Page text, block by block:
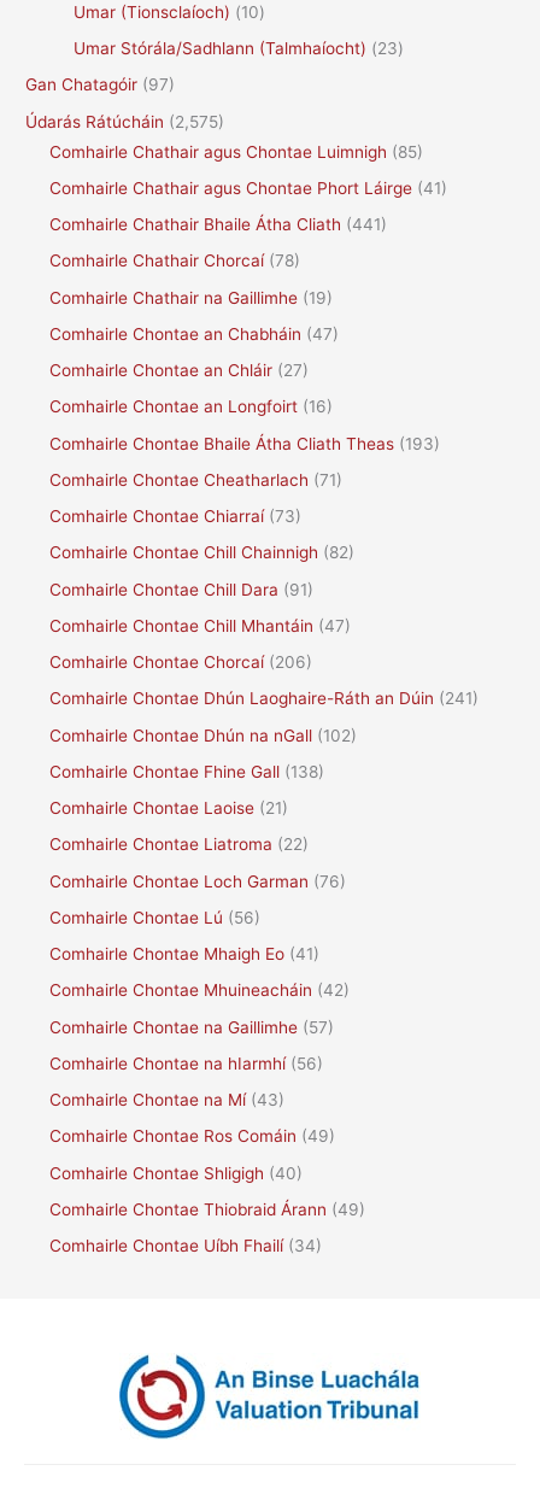
Umar (Tionsclaíoch) (10)
Umar Stórála/Sadhlann (Talmhaíocht) (23)
Gan Chatagóir (97)
Údarás Rátúcháin (2,575)
Comhairle Chathair agus Chontae Luimnigh (85)
Comhairle Chathair agus Chontae Phort Láirge (41)
Comhairle Chathair Bhaile Átha Cliath (441)
Comhairle Chathair Chorcaí(78)
Comhairle Chathair na Gaillimhe (19)
Comhairle Chontae an Chabháin (47)
Comhairle Chontae an Chláir (27)
Comhairle Chontae an Longfoirt (16)
Comhairle Chontae Bhaile Átha Cliath Theas (193)
Comhairle Chontae Cheatharlach (71)
Comhairle Chontae Chiarraí(73)
Comhairle Chontae Chill Chainnigh (82)
Comhairle Chontae Chill Dara (91)
Comhairle Chontae Chill Mhantáin (47)
Comhairle Chontae Chorcaí(206)
Comhairle Chontae Dhún Laoghaire-Ráth an Dúin (241)
Comhairle Chontae Dhún na nGall (102)
Comhairle Chontae Fhine Gall (138)
Comhairle Chontae Laoise (21)
Comhairle Chontae Liatroma (22)
Comhairle Chontae Loch Garman (76)
Comhairle Chontae Lú (56)
Comhairle Chontae Mhaigh Eo (41)
Comhairle Chontae Mhuineacháin (42)
Comhairle Chontae na Gaillimhe (57)
Comhairle Chontae na hIarmhí(56)
Comhairle Chontae na Mí(43)
Comhairle Chontae Ros Comáin (49)
Comhairle Chontae Shligigh (40)
Comhairle Chontae Thiobraid Árann (49)
Comhairle Chontae Uíbh Fhailí(34)